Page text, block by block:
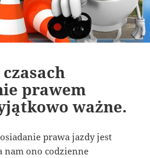
prawem
ważne.
prawa jazdy jest
nam ono codzienne